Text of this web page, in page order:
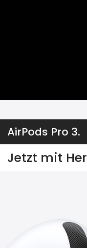
AirPods Pro 3.
Jetzt mit